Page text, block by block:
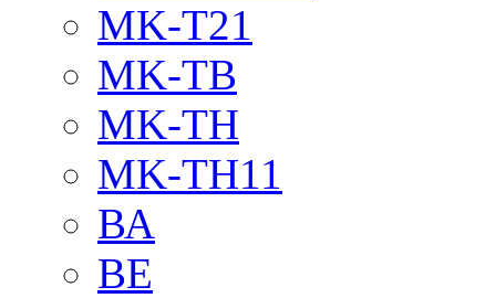
MK-T21
MK-TB
MK-TH
MK-TH11
ВА
ВЕ